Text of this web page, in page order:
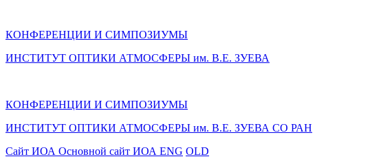
КОНФЕРЕНЦИИ И СИМПОЗИУМЫ
ИНСТИТУТ ОПТИКИ АТМОСФЕРЫ им. В.Е. ЗУЕВА
КОНФЕРЕНЦИИ И СИМПОЗИУМЫ
ИНСТИТУТ ОПТИКИ АТМОСФЕРЫ им. В.Е. ЗУЕВА СО РАН
Cайт ИОА Основной сайт ИОА ENG OLD